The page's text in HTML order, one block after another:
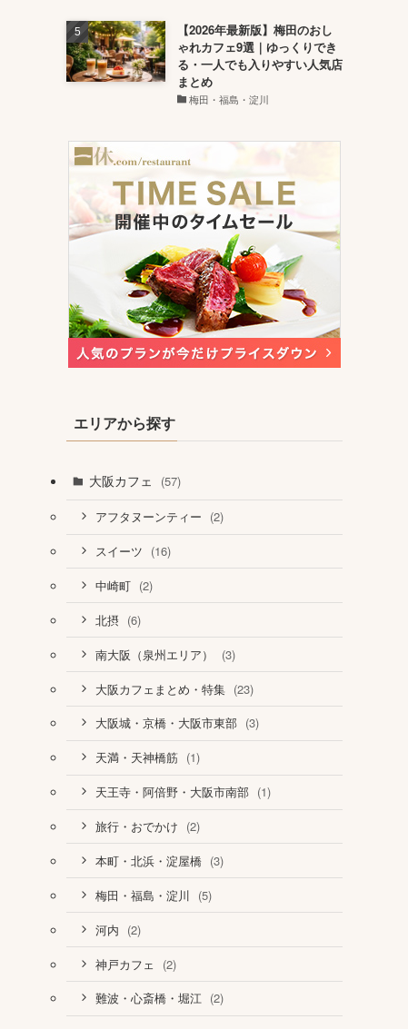
【2026年最新版】梅田のおし
ゃれカフェ9選｜ゆっくりでき
る・一人でも入りやすい人気店
まとめ
梅田・福島・淀川
エリアから探す
大阪カフェ (57)
アフタヌーンティー (2)
スイーツ (16)
中崎町 (2)
北摂 (6)
南大阪（泉州エリア） (3)
大阪カフェまとめ・特集 (23)
大阪城・京橋・大阪市東部 (3)
天満・天神橋筋 (1)
天王寺・阿倍野・大阪市南部 (1)
旅行・おでかけ (2)
本町・北浜・淀屋橋 (3)
梅田・福島・淀川 (5)
河内 (2)
神戸カフェ (2)
難波・心斎橋・堀江 (2)